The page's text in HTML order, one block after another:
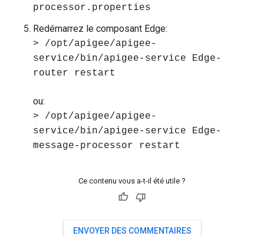
processor.properties
Redémarrez le composant Edge:
> /opt/apigee/apigee-
service/bin/apigee-service Edge-
router restart
ou:
> /opt/apigee/apigee-
service/bin/apigee-service Edge-
message-processor restart
Ce contenu vous a-t-il été utile ?
ENVOYER DES COMMENTAIRES